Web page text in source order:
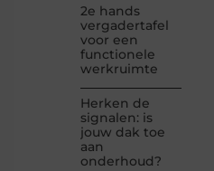
2e hands
vergadertafel
voor een
functionele
werkruimte
Herken de
signalen: is
jouw dak toe
aan
onderhoud?